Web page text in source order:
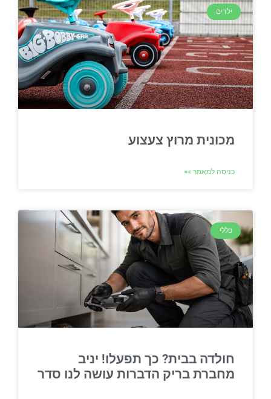
ילדים
מכונית מרוץ צעצוע
כניסה למאמר >>
כללי
חולדה בבית? כך תפעלו! יניב
מחברת בריק הדברות עושה לנו סדר